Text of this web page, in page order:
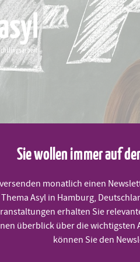
PRAKTISCHE
goes to Bosnia
Sie wollen immer auf
monatlich einen
Asyl in Hamburg,
erhalten Sie
überblick über die wichtigsten
können Sie den